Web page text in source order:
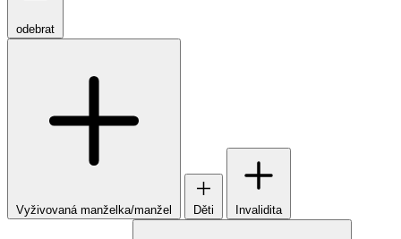
odebrat
Vyživovaná manželka/manžel Děti Invalidita